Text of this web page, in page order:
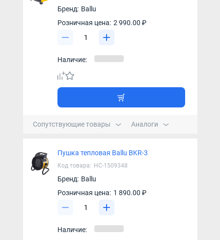
Бренд: Ballu
Розничная цена: 2 990.00 ₽
Наличие:
Сопутствующие товары Аналоги
Пушка тепловая Ballu BKR-3
Код товара: НС-1509348
Бренд: Ballu
Розничная цена: 1 890.00 ₽
Наличие: